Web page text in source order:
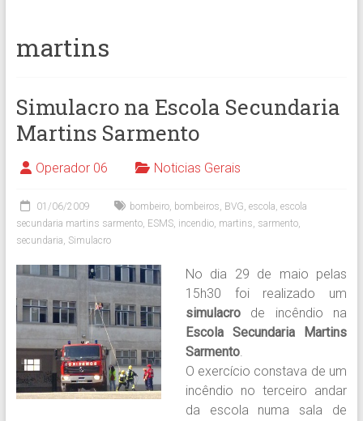
martins
Simulacro na Escola Secundaria
Martins Sarmento
Operador 06 Noticias Gerais
01/06/2009 bombeiro, bombeiros, BVG, escola, escola
secundaria martins sarmento, ESMS, incendio, martins, sarmento,
secundaria, Simulacro
No dia 29 de maio pelas
15h30 foi realizado um
simulacro de incêndio na
Escola Secundaria Martins
Sarmento.
O exercício constava de um
incêndio no terceiro andar
da escola numa sala de